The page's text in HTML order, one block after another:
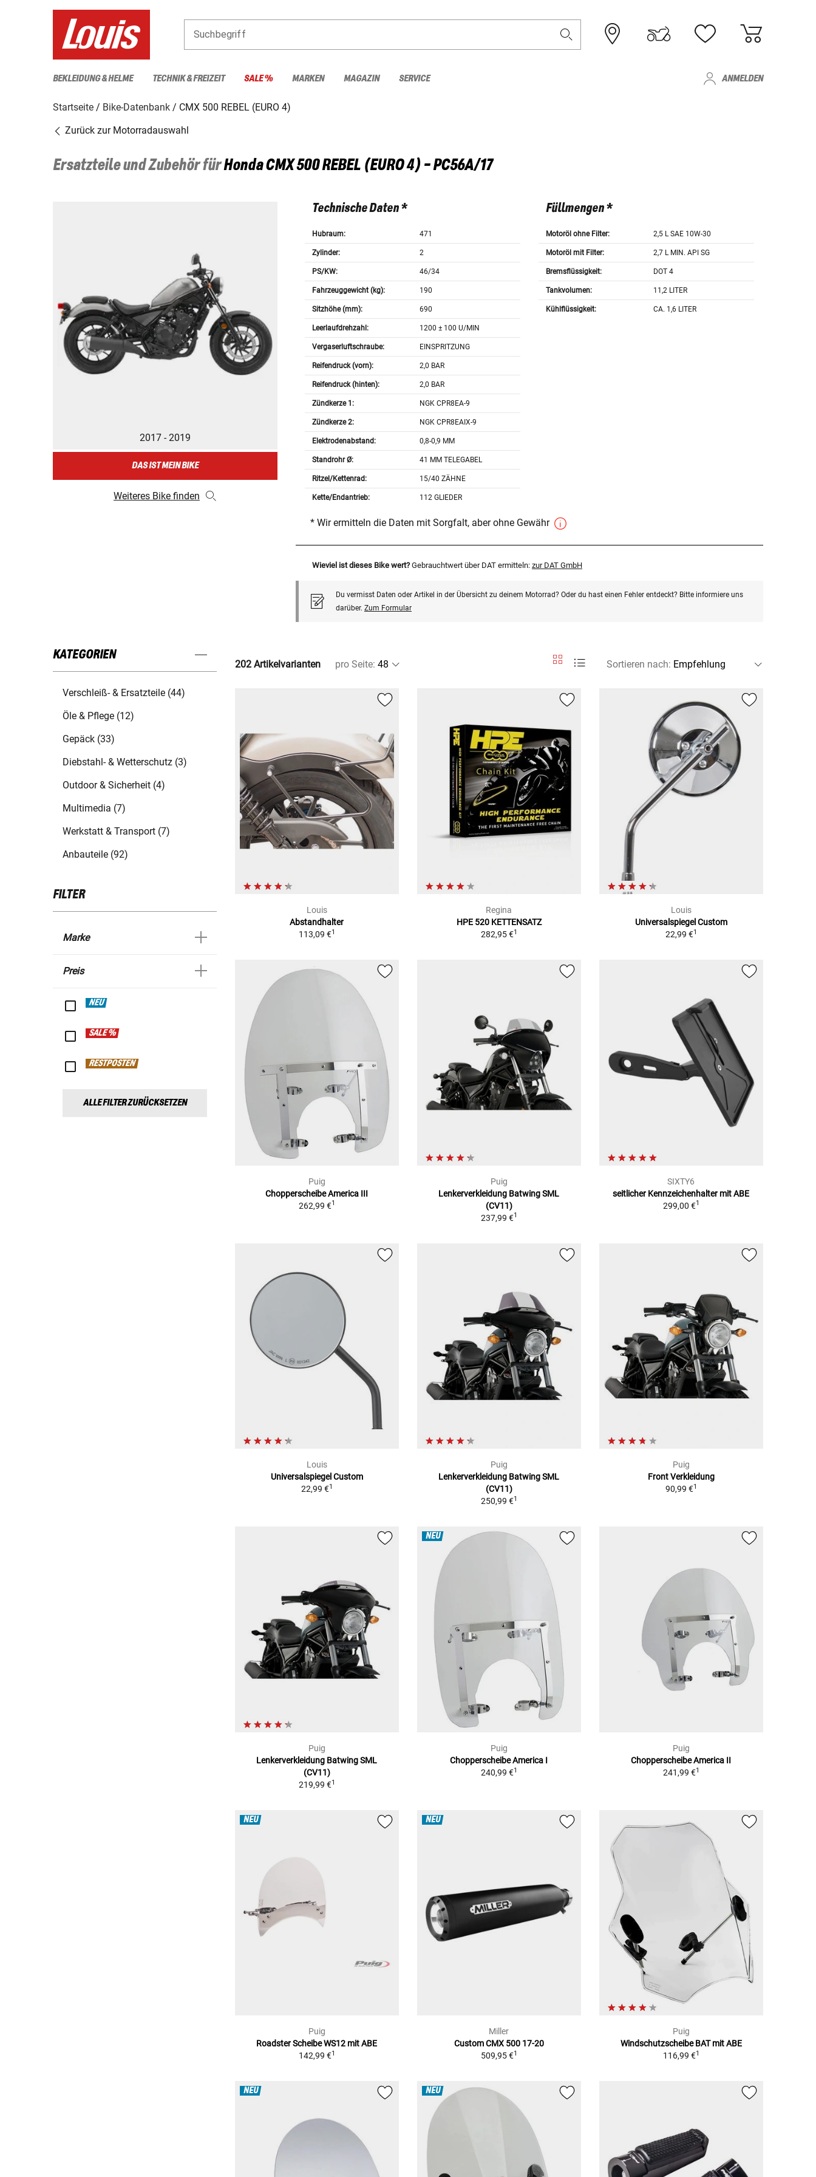
Suchbegriff
BEKLEIDUNG & HELME TECHNIK & FREIZEIT SALE % MARKEN MAGAZIN SERVICE ANMELDEN
Startseite Bike-Datenbank
CMX 500 REBEL (EURO 4)
Zurück zur Motorradauswahl
Ersatzteile und Zubehör fürHondaCMX 500 REBEL (EURO 4) - PC56A/17
2017 - 2019
DAS IST MEIN BIKE
Weiteres Bike finden
Technische Daten *
Hubraum: 471
Zylinder: 2
PS/KW: 46/34
Fahrzeuggewicht (kg): 190
Sitzhöhe (mm): 690
Leerlaufdrehzahl: 1200 ± 100 U/MIN
Vergaserluftschraube: EINSPRITZUNG
Reifendruck (vorn): 2,0 BAR
Reifendruck (hinten): 2,0 BAR
Zündkerze 1: NGK CPR8EA-9
Zündkerze 2: NGK CPR8EAIX-9
Elektrodenabstand: 0,8-0,9 MM
Standrohr Ø: 41 MM TELEGABEL
Ritzel/Kettenrad: 15/40 ZÄHNE
Kette/Endantrieb: 112 GLIEDER
Füllmengen *
Motoröl ohne Filter: 2,5 L SAE 10W-30
Motoröl mit Filter: 2,7 L MIN. API SG
Bremsflüssigkeit: DOT 4
Tankvolumen: 11,2 LITER
Kühlflüssigkeit: CA. 1,6 LITER
* Wir ermitteln die Daten mit Sorgfalt, aber ohne Gewähr
Wieviel ist dieses Bike wert? Gebrauchtwert über DAT ermitteln: zur DAT GmbH
Du vermisst Daten oder Artikel in der Übersicht zu deinem Motorrad? Oder du hast einen Fehler entdeckt? Bitte informiere uns
darüber. Zum Formular
KATEGORIEN
Verschleiß- & Ersatzteile (44)
Öle & Pflege (12)
Gepäck (33)
Diebstahl- & Wetterschutz (3)
Outdoor & Sicherheit (4)
Multimedia (7)
Werkstatt & Transport (7)
Anbauteile (92)
FILTER
Marke
Preis
NEU
SALE %
RESTPOSTEN
ALLE FILTER ZURÜCKSETZEN
202 Artikelvarianten pro Seite: Sortieren nach:
Louis
Abstandhalter
113,09 €1
Regina
HPE 520 KETTENSATZ
282,95 €1
Louis
Universalspiegel Custom
22,99 €1
Puig
Chopperscheibe America III
262,99 €1
Puig
Lenkerverkleidung Batwing SML
(CV11)
237,99 €1
SIXTY6
seitlicher Kennzeichenhalter mit ABE
299,00 €1
Louis
Universalspiegel Custom
22,99 €1
Puig
Lenkerverkleidung Batwing SML
(CV11)
250,99 €1
Puig
Front Verkleidung
90,99 €1
Puig
Lenkerverkleidung Batwing SML
(CV11)
219,99 €1
NEU
Puig
Chopperscheibe America I
240,99 €1
Puig
Chopperscheibe America II
241,99 €1
NEU
Puig
Roadster Scheibe WS12 mit ABE
142,99 €1
NEU
Miller
Custom CMX 500 17-20
509,95 €1
Puig
Windschutzscheibe BAT mit ABE
116,99 €1
NEU NEU